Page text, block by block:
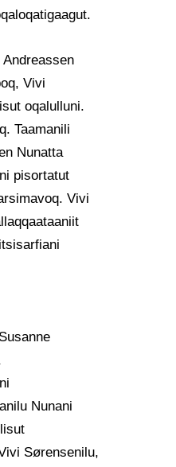
Vivi
oqalulluni.
Taamanili
Nunatta
pisortatut
Vivi
Nunani
Sørensenilu,